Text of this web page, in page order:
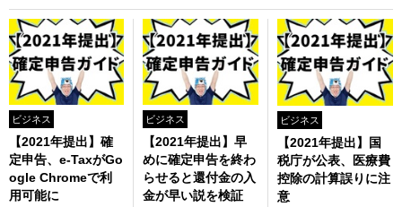
ビジネス
【2021年提出】確
定申告、e-TaxがGo
ogle Chromeで利
用可能に
ビジネス
【2021年提出】早
めに確定申告を終わ
らせると還付金の入
金が早い説を検証
ビジネス
【2021年提出】国
税庁が公表、医療費
控除の計算誤りに注
意